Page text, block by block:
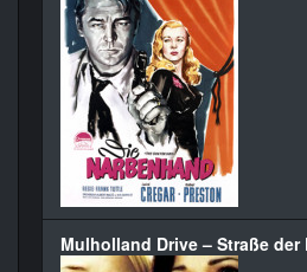
Mulholland Drive – Straße